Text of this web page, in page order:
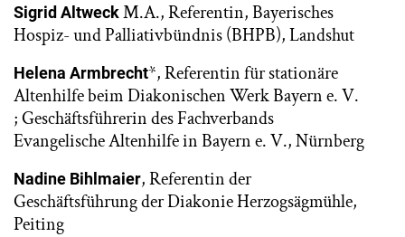
Sigrid AltweckM.A., Referentin, Bayerisches
Hospiz- und Palliativbündnis (BHPB), Landshut
Helena Armbrecht*, Referentin für stationäre
Altenhilfe beim Diakonischen Werk Bayern e. V.
; Geschäftsführerin des Fachverbands
Evangelische Altenhilfe in Bayern e. V., Nürnberg
Nadine Bihlmaier, Referentin der
Geschäftsführung der Diakonie Herzogsägmühle,
Peiting